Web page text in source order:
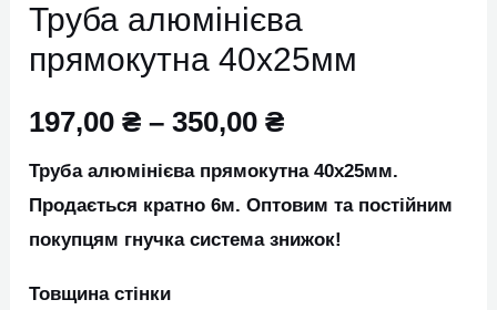
Труба алюмінієва
прямокутна 40х25мм
197,00₴ –350,00₴
Труба алюмінієва прямокутна 40х25мм.
Продається кратно 6м. Оптовим та постійним
покупцям гнучка система знижок!
Товщина стінки